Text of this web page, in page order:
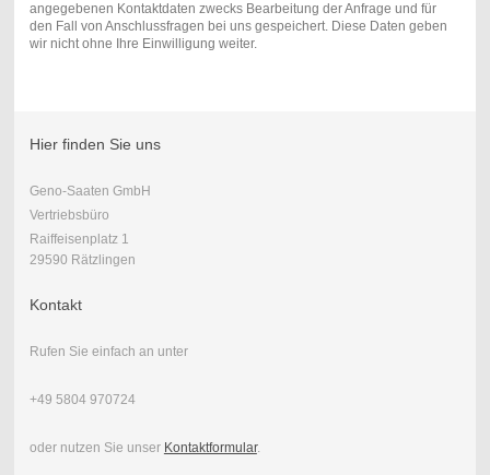
angegebenen Kontaktdaten zwecks Bearbeitung der Anfrage und für
den Fall von Anschlussfragen bei uns gespeichert. Diese Daten geben
wir nicht ohne Ihre Einwilligung weiter.
Hier finden Sie uns
Geno-Saaten GmbH
Vertriebsbüro
Raiffeisenplatz 1
29590 Rätzlingen
Kontakt
Rufen Sie einfach an unter
+49 5804 970724
oder nutzen Sie unser Kontaktformular.